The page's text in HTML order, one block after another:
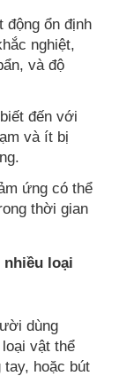
động ổn định
nghiệt,
và độ
đến với
và ít bị
ứng có thể
thời gian
loại
dùng
vật thể
tay, hoặc bút